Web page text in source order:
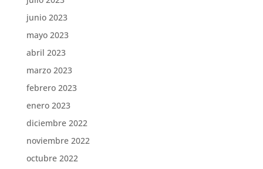
junio 2023
mayo 2023
abril 2023
marzo 2023
febrero 2023
enero 2023
diciembre 2022
noviembre 2022
octubre 2022